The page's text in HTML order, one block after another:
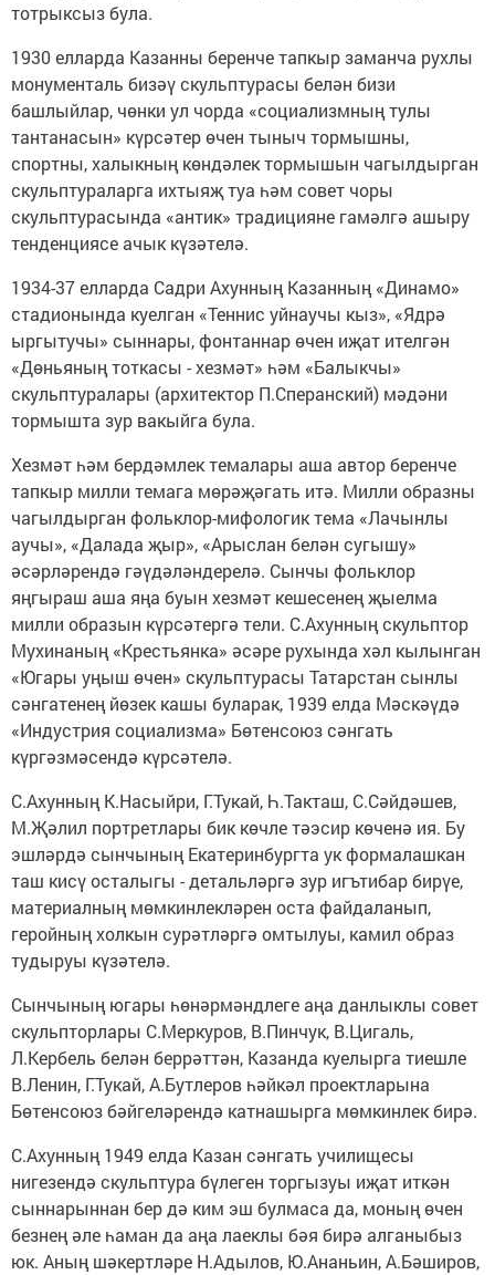
тотрыксыз була.
1930 елларда Казанны беренче тапкыр заманча рухлы
монументаль бизәү скульптурасы белән бизи
башлыйлар, чөнки ул чорда «социализмның тулы
тантанасын» күрсәтер өчен тыныч тормышны,
спортны, халыкның көндәлек тормышын чагылдырган
скульптураларга ихтыяҗ туа һәм совет чоры
скульптурасында «антик» традицияне гамәлгә ашыру
тенденциясе ачык күзәтелә.
1934-37 елларда Садри Ахунның Казанның «Динамо»
стадионында куелган «Теннис уйнаучы кыз», «Ядрә
ыргытучы» сыннары, фонтаннар өчен иҗат ителгән
«Дөньяның тоткасы - хезмәт» һәм «Балыкчы»
скульптуралары (архитектор П.Сперанский) мәдәни
тормышта зур вакыйга була.
Хезмәт һәм бердәмлек темалары аша автор беренче
тапкыр милли темага мөрәҗәгать итә. Милли образны
чагылдырган фольклор-мифологик тема «Лачынлы
аучы», «Далада җыр», «Арыслан белән сугышу»
әсәрләрендә гәүдәләндерелә. Сынчы фольклор
яңгыраш аша яңа буын хезмәт кешесенең җыелма
милли образын күрсәтергә тели. С.Ахунның скульптор
Мухинаның «Крестьянка» әсәре рухында хәл кылынган
«Югары уңыш өчен» скульптурасы Татарстан сынлы
сәнгатенең йөзек кашы буларак, 1939 елда Мәскәүдә
«Индустрия социализма» Бөтенсоюз сәнгать
күргәзмәсендә күрсәтелә.
С.Ахунның К.Насыйри, Г.Тукай, Һ.Такташ, С.Сәйдәшев,
М.Җәлил портретлары бик көчле тәэсир көченә ия. Бу
эшләрдә сынчының Екатеринбургта ук формалашкан
таш кисү осталыгы - детальләргә зур игътибар бирүе,
материалның мөмкинлекләрен оста файдаланып,
геройның холкын сурәтләргә омтылуы, камил образ
тудыруы күзәтелә.
Сынчының югары һөнәрмәндлеге аңа данлыклы совет
скульпторлары С.Меркуров, В.Пинчук, В.Цигаль,
Л.Кербель белән беррәттән, Казанда куелырга тиешле
В.Ленин, Г.Тукай, А.Бутлеров һәйкәл проектларына
Бөтенсоюз бәйгеләрендә катнашырга мөмкинлек бирә.
С.Ахунның 1949 елда Казан сәнгать училищесы
нигезендә скульптура бүлеген торгызуы иҗат иткән
сыннарыннан бер дә ким эш булмаса да, моның өчен
безнең әле һаман да аңа лаеклы бәя бирә алганыбыз
юк. Аның шәкертләре Н.Адылов, Ю.Ананьин, А.Бәширов,